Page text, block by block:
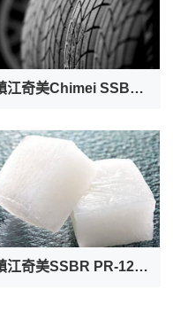
镇江奇美Chimei SSBR PR-3216
镇江奇美SSBR PR-1205溶聚丁苯橡胶